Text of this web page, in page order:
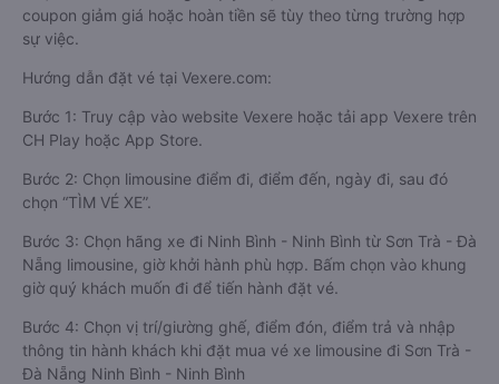
coupon giảm giá hoặc hoàn tiền sẽ tùy theo từng trường hợp
sự việc.
Hướng dẫn đặt vé tại Vexere.com:
Bước 1: Truy cập vào website Vexere hoặc tải app Vexere trên
CH Play hoặc App Store.
Bước 2: Chọn limousine điểm đi, điểm đến, ngày đi, sau đó
chọn “TÌM VÉ XE”.
Bước 3: Chọn hãng xe đi Ninh Bình - Ninh Bình từ Sơn Trà - Đà
Nẵng limousine, giờ khởi hành phù hợp. Bấm chọn vào khung
giờ quý khách muốn đi để tiến hành đặt vé.
Bước 4: Chọn vị trí/giường ghế, điểm đón, điểm trả và nhập
thông tin hành khách khi đặt mua vé xe limousine đi Sơn Trà -
Đà Nẵng Ninh Bình - Ninh Bình